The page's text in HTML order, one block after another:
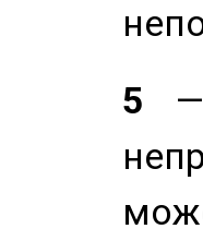
5 —